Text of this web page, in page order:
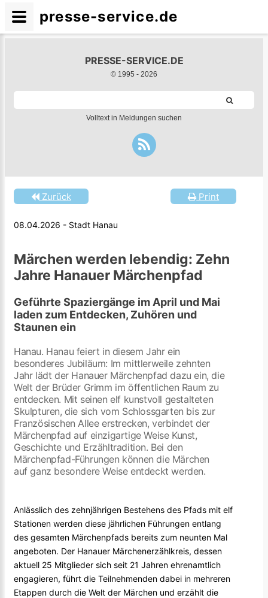
PRESSE-SERVICE.DE
© 1995 - 2026
Volltext in Meldungen suchen
Print
Zurück
08.04.2026 - Stadt Hanau
Märchen werden lebendig: Zehn
Jahre Hanauer Märchenpfad
Geführte Spaziergänge im April und Mai
laden zum Entdecken, Zuhören und
Staunen ein
Hanau. Hanau feiert in diesem Jahr ein
besonderes Jubiläum: Im mittlerweile zehnten
Jahr lädt der Hanauer Märchenpfad dazu ein, die
Welt der Brüder Grimm im öffentlichen Raum zu
entdecken. Mit seinen elf kunstvoll gestalteten
Skulpturen, die sich vom Schlossgarten bis zur
Französischen Allee erstrecken, verbindet der
Märchenpfad auf einzigartige Weise Kunst,
Geschichte und Erzähltradition. Bei den
Märchenpfad-Führungen können die Märchen
auf ganz besondere Weise entdeckt werden.
Anlässlich des zehnjährigen Bestehens des Pfads mit elf
Stationen werden diese jährlichen Führungen entlang
des gesamten Märchenpfads bereits zum neunten Mal
angeboten. Der Hanauer Märchenerzählkreis, dessen
aktuell 25 Mitglieder sich seit 21 Jahren ehrenamtlich
engagieren, führt die Teilnehmenden dabei in mehreren
Etappen durch die Welt der Märchen und erzählt die
presse-service.de